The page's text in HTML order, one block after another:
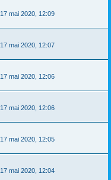
17 mai 2020, 12:09
17 mai 2020, 12:07
17 mai 2020, 12:06
17 mai 2020, 12:06
17 mai 2020, 12:05
17 mai 2020, 12:04